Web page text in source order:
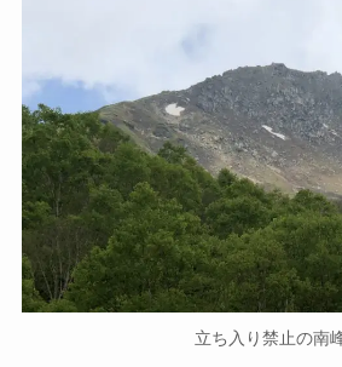
立ち入り禁止の南